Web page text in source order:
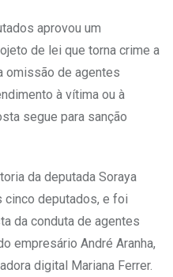
aprovou um
de lei que torna crime a
omissão de agentes
à vítima ou à
segue para sanção
da deputada Soraya
cinco deputados, e foi
da conduta de agentes
empresário André Aranha,
digital Mariana Ferrer.